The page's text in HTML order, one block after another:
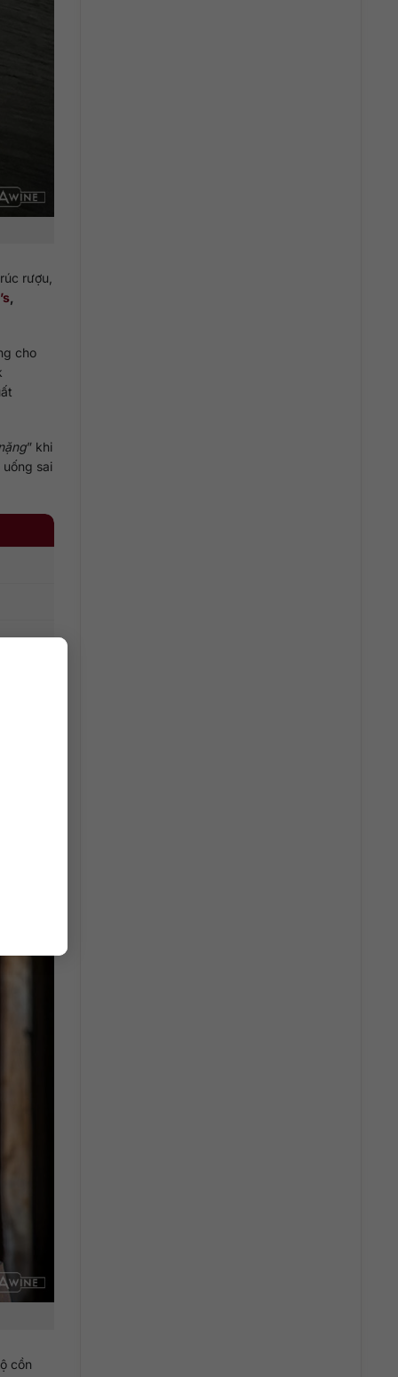
rượu,
cho
” khi
sai
cồn